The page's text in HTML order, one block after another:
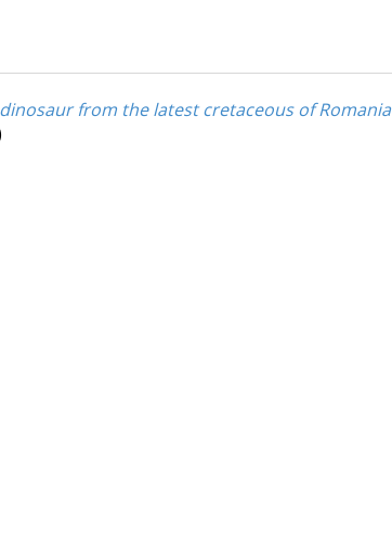
from the latest cretaceous of Romania